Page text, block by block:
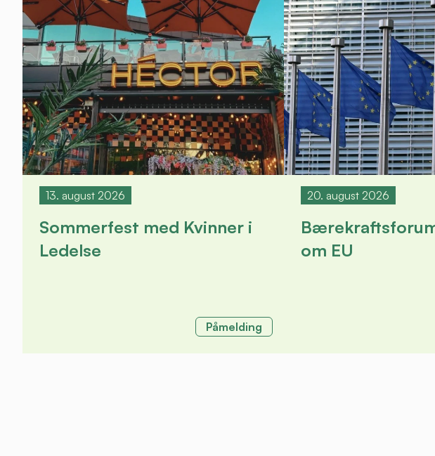
13. august 2026
Sommerfest med Kvinner i
Ledelse
Påmelding
20. august 2026
om EU